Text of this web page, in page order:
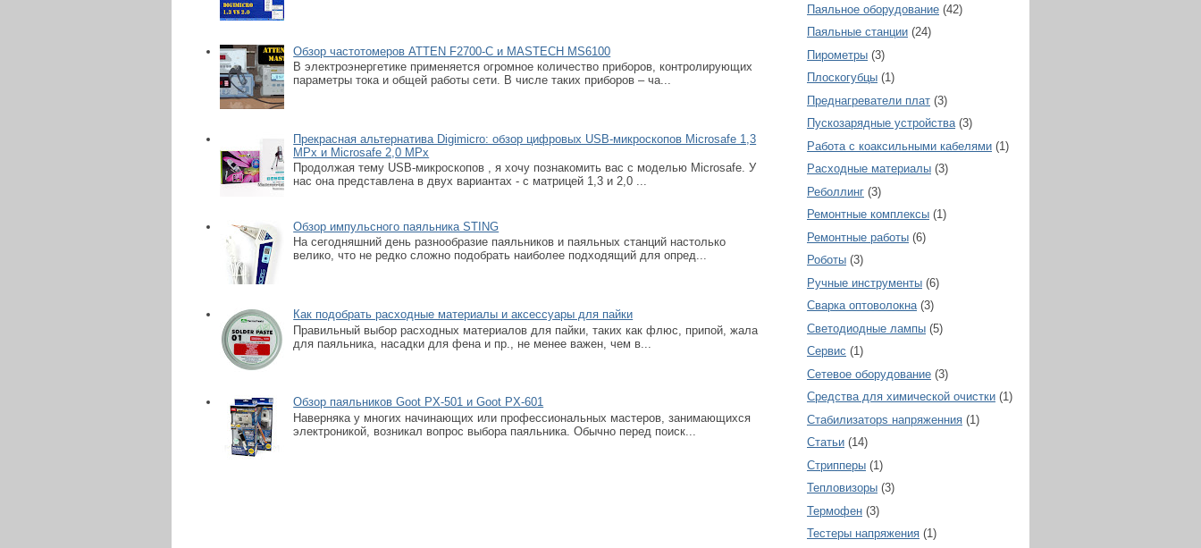
Обзор частотомеров ATTEN F2700-C и MASTECH MS6100
В электроэнергетике применяется огромное количество приборов, контролирующих
параметры тока и общей работы сети. В числе таких приборов – ча...
Прекрасная альтернатива Digimicro: обзор цифровых USB-микроскопов Microsafe 1,3
MPx и Microsafe 2,0 MPx
Продолжая тему USB-микроскопов , я хочу познакомить вас с моделью Microsafe. У
нас она представлена в двух вариантах - с матрицей 1,3 и 2,0 ...
Обзор импульсного паяльника STING
На сегодняшний день разнообразие паяльников и паяльных станций настолько
велико, что не редко сложно подобрать наиболее подходящий для опред...
Как подобрать расходные материалы и аксессуары для пайки
Правильный выбор расходных материалов для пайки, таких как флюс, припой, жала
для паяльника, насадки для фена и пр., не менее важен, чем в...
Обзор паяльников Goot PX-501 и Goot PX-601
Наверняка у многих начинающих или профессиональных мастеров, занимающихся
электроникой, возникал вопрос выбора паяльника. Обычно перед поиск...
Паяльное оборудование (42)
Паяльные станции (24)
Пирометры (3)
Плоскогубцы (1)
Преднагреватели плат (3)
Пускозарядные устройства (3)
Работа с коаксильными кабелями (1)
Расходные материалы (3)
Реболлинг (3)
Ремонтные комплексы (1)
Ремонтные работы (6)
Роботы (3)
Ручные инструменты (6)
Сварка оптоволокна (3)
Светодиодные лампы (5)
Сервис (1)
Сетевое оборудование (3)
Средства для химической очистки (1)
Стабилизаторs напряженния (1)
Статьи (14)
Стрипперы (1)
Тепловизоры (3)
Термофен (3)
Тестеры напряжения (1)